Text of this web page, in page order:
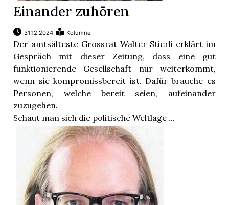
Einander zuhören
31.12.2024 Kolumne
Der amtsälteste Grossrat Walter Stierli erklärt im
Gespräch mit dieser Zeitung, dass eine gut
funktionierende Gesellschaft nur weiterkommt,
wenn sie kompromissbereit ist. Dafür brauche es
Personen, welche bereit seien, aufeinander
zuzugehen.
Schaut man sich die politische Weltlage ...